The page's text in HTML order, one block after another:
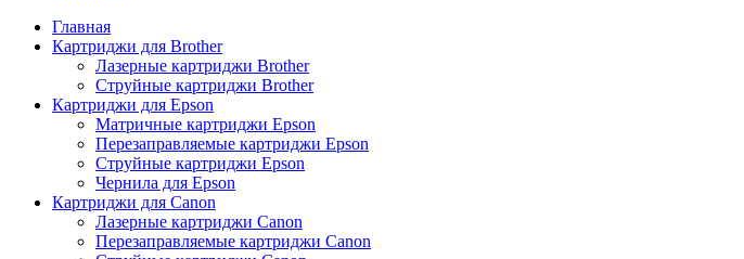
Главная
Картриджи для Brother
Лазерные картриджи Brother
Струйные картриджи Brother
Картриджи для Epson
Матричные картриджи Epson
Перезаправляемые картриджи Epson
Струйные картриджи Epson
Чернила для Epson
Картриджи для Canon
Лазерные картриджи Canon
Перезаправляемые картриджи Canon